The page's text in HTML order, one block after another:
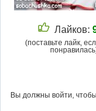
Лайков:
(поставьте лайк,
Вы должны войти,